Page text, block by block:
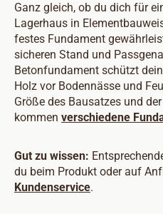
Ganz gleich, ob du dich für
Lagerhaus in
festes Fundament
sicheren Stand und
Betonfundament schützt
Holz vor Bodennässe und
Größe des Bausatzes und
kommen verschiedene
Gut zu wissen:
du beim Produkt oder auf
Kundenservice.